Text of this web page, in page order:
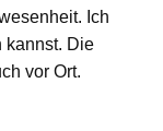
Ich
kannst. Die
vor Ort.